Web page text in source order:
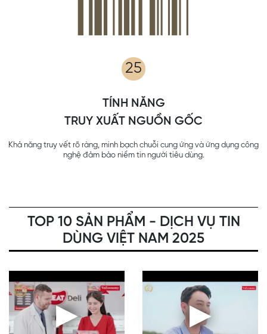
25
TÍNH NĂNG
TRUY XUẤT NGUỒN GỐC
Khả năng truy vết rõ ràng, minh bạch chuỗi cung ứng và ứng dụng công
nghệ đảm bảo niềm tin người tiêu dùng.
TOP 10 SẢN PHẨM - DỊCH VỤ TIN
DÙNG VIỆT NAM 2025
▶ ▶